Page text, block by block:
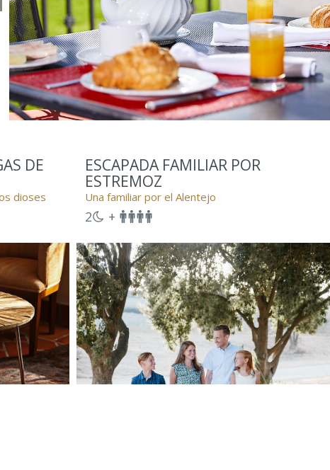
DE
dioses
ESCAPADA FAMILIAR POR
ESTREMOZ
Una familiar por el Alentejo
2 +